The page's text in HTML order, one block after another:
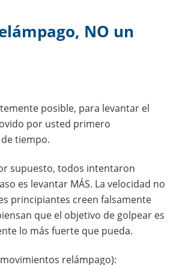
NO un
posible, para levantar el
por usted primero
tiempo.
supuesto, todos intentaron
es levantar MÁS. La velocidad no
principiantes creen falsamente
que el objetivo de golpear es
lo más fuerte que pueda.
relámpago):